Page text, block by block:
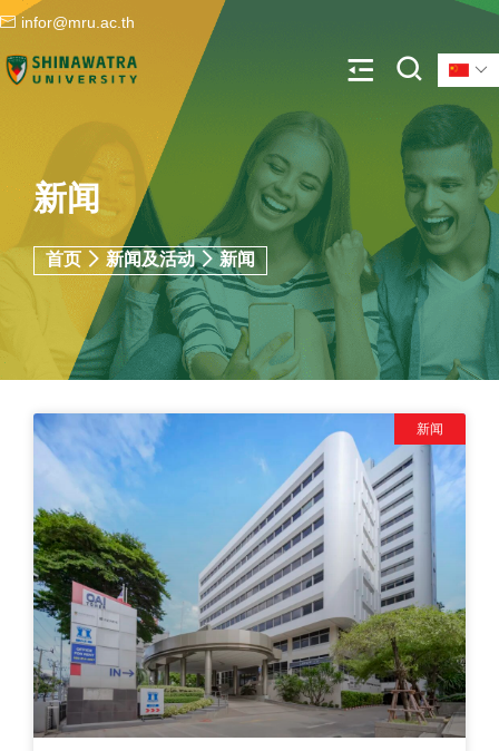
infor@mru.ac.th
新闻
首页 新闻及活动 新闻
新闻